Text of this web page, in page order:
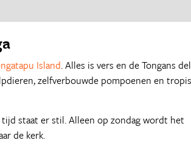
Island. Alles is vers en de Tongans
zelfverbouwde pompoenen en
staat er stil. Alleen op zondag wordt het
de kerk.